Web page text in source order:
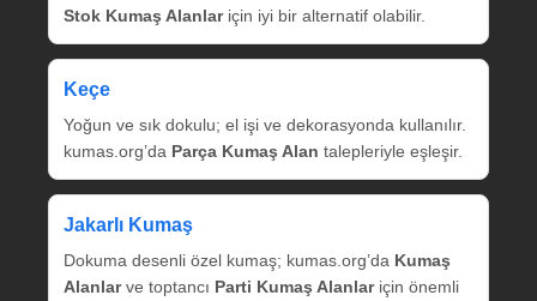
Stok Kumaş Alanlariçin iyi bir alternatif olabilir.
Keçe
Yoğun ve sık dokulu; el işi ve dekorasyonda kullanılır.
kumas.org’da Parça Kumaş Alan talepleriyle eşleşir.
Jakarlı Kumaş
Dokuma desenli özel kumaş; kumas.org’da Kumaş
Alanlarve toptancı Parti Kumaş Alanlariçin önemli